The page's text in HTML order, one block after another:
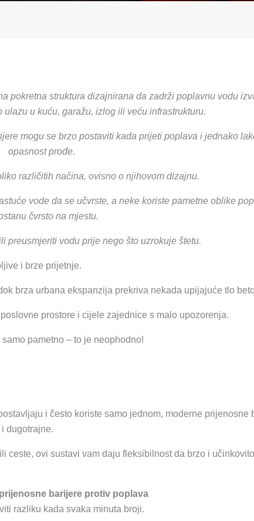
pokretna struktura dizajnirana da zadrži poplavnu vodu
u kuću, garažu, izlog ili veću infrastrukturu.
mogu se brzo postaviti kada prijeti poplava i jednako
opasnost prođe.
različitih načina, ovisno o njihovom dizajnu.
vode da se učvrste, a neke koriste pametne oblike
čvrsto na mjestu.
preusmjeriti vodu prije nego što uzrokuje štetu.
i brze prijetnje.
brza urbana ekspanzija prekriva nekada upijajuće tlo
prostore i cijele zajednice s malo upozorenja.
pametno – to je neophodno!
i često koriste samo jednom, moderne prijenosne
dugotrajne.
ceste, ovi sustavi vam daju fleksibilnost da brzo i
barijere protiv poplava
razliku kada svaka minuta broji.